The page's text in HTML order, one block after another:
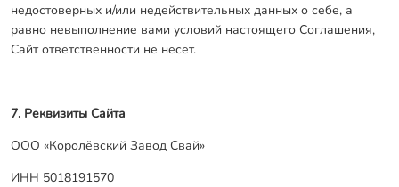
недостоверных и/или недействительных данных о себе, а
равно невыполнение вами условий настоящего Соглашения,
Сайт ответственности не несет.
7. Реквизиты Сайта
ООО «Королёвский Завод Свай»
ИНН 5018191570